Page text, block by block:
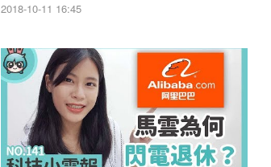
2018-10-11 16:45